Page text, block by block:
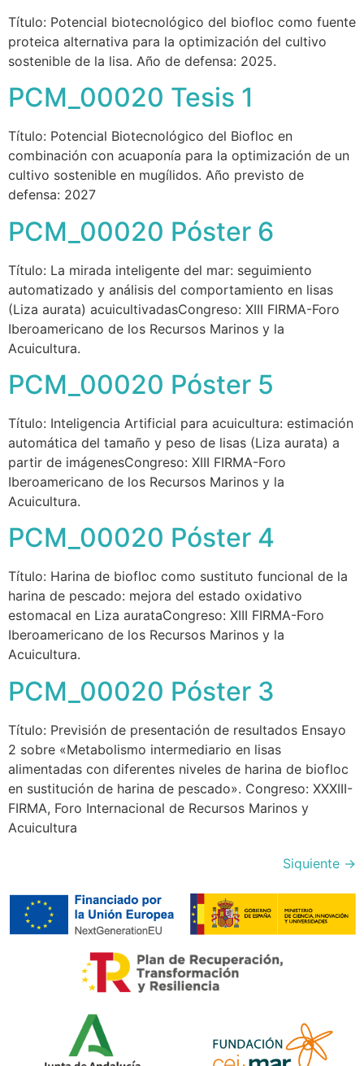
Título: Potencial biotecnológico del biofloc como fuente
proteica alternativa para la optimización del cultivo
sostenible de la lisa. Año de defensa: 2025.
PCM_00020 Tesis 1
Título: Potencial Biotecnológico del Biofloc en
combinación con acuaponía para la optimización de un
cultivo sostenible en mugílidos. Año previsto de
defensa: 2027
PCM_00020 Póster 6
Título: La mirada inteligente del mar: seguimiento
automatizado y análisis del comportamiento en lisas
(Liza aurata) acuicultivadasCongreso: XIII FIRMA-Foro
Iberoamericano de los Recursos Marinos y la
Acuicultura.
PCM_00020 Póster 5
Título: Inteligencia Artificial para acuicultura: estimación
automática del tamaño y peso de lisas (Liza aurata) a
partir de imágenesCongreso: XIII FIRMA-Foro
Iberoamericano de los Recursos Marinos y la
Acuicultura.
PCM_00020 Póster 4
Título: Harina de biofloc como sustituto funcional de la
harina de pescado: mejora del estado oxidativo
estomacal en Liza aurataCongreso: XIII FIRMA-Foro
Iberoamericano de los Recursos Marinos y la
Acuicultura.
PCM_00020 Póster 3
Título: Previsión de presentación de resultados Ensayo
2 sobre «Metabolismo intermediario en lisas
alimentadas con diferentes niveles de harina de biofloc
en sustitución de harina de pescado». Congreso: XXXIII-
FIRMA, Foro Internacional de Recursos Marinos y
Acuicultura
Siguiente →